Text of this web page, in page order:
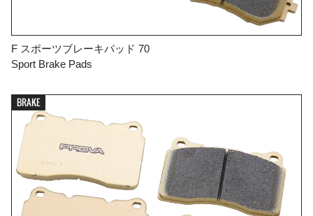
F スポーツブレーキパッド 70
Sport Brake Pads
BRAKE